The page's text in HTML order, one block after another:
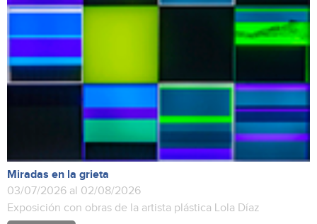
Miradas en la grieta
03/07/2026 al 02/08/2026
Exposición con obras de la artista plástica Lola Díaz